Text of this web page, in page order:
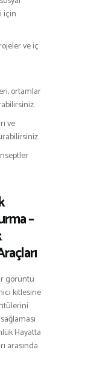
için
ve iç
ortamlar
ve
–
görüntü
kitlesine
Hayatta
arasında